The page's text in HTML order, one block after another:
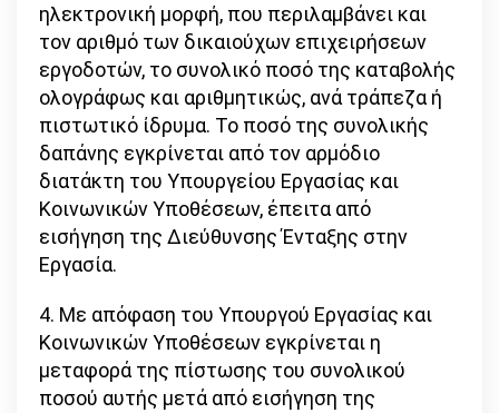
ηλεκτρονική μορφή, που περιλαμβάνει και
τον αριθμό των δικαιούχων επιχειρήσεων
εργοδοτών, το συνολικό ποσό της καταβολής
ολογράφως και αριθμητικώς, ανά τράπεζα ή
πιστωτικό ίδρυμα. Το ποσό της συνολικής
δαπάνης εγκρίνεται από τον αρμόδιο
διατάκτη του Υπουργείου Εργασίας και
Κοινωνικών Υποθέσεων, έπειτα από
εισήγηση της Διεύθυνσης Ένταξης στην
Εργασία.
4. Με απόφαση του Υπουργού Εργασίας και
Κοινωνικών Υποθέσεων εγκρίνεται η
μεταφορά της πίστωσης του συνολικού
ποσού αυτής μετά από εισήγηση της